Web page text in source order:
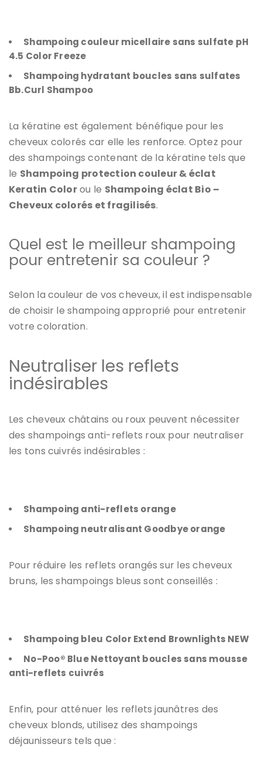
Shampoing couleur micellaire sans sulfate pH
4.5 Color Freeze
Shampoing hydratant boucles sans sulfates
Bb.Curl Shampoo
La kératine est également bénéfique pour les
cheveux colorés car elle les renforce. Optez pour
des shampoings contenant de la kératine tels que
le Shampoing protection couleur & éclat
Keratin Colorou le Shampoing éclat Bio –
Cheveux colorés et fragilisés.
Quel est le meilleur shampoing
pour entretenir sa couleur ?
Selon la couleur de vos cheveux, il est indispensable
de choisir le shampoing approprié pour entretenir
votrecoloration.
Neutraliser les reflets
indésirables
Les cheveux châtains ou roux peuvent nécessiter
des shampoings anti-reflets roux pour neutraliser
les tons cuivrés indésirables :
Shampoing anti-reflets orange
Shampoing neutralisant Goodbye orange
Pour réduire les reflets orangés sur les cheveux
bruns, les shampoings bleus sont conseillés :
Shampoing bleu Color Extend Brownlights NEW
No-Poo® Blue Nettoyant boucles sans mousse
anti-reflets cuivrés
Enfin, pour atténuer les reflets jaunâtres des
cheveux blonds, utilisez des shampoings
déjaunisseurs tels que :